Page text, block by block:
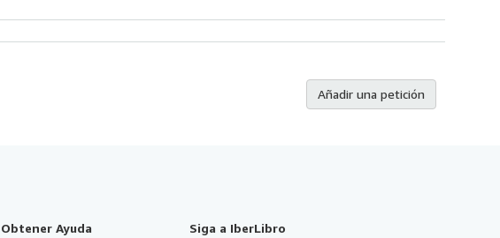
Añadir una petición
Obtener Ayuda Siga a IberLibro